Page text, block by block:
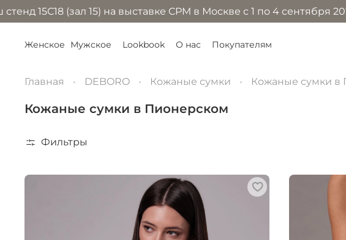
(зал 15) на выставке CPM в Москве с 1 по 4 сентября 2026 года в
Женское Мужское Lookbook О нас Покупателям
Главная DEBORO Кожаные сумки Кожаные сумки в
Кожаные сумки в Пионерском
Фильтры